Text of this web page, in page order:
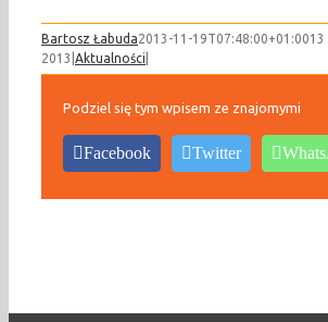
Bartosz Łabuda2013-11-19T07:48:00+01:0013
2013 Aktualności
Podziel się tym wpisem ze znajomymi
Facebook Twitter